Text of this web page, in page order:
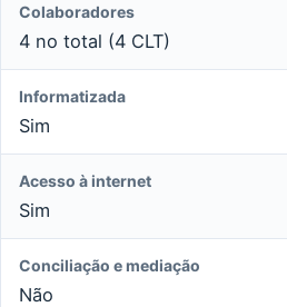
Colaboradores
4 no total (4 CLT)
Informatizada
Sim
Acesso à internet
Sim
Conciliação e mediação
Não